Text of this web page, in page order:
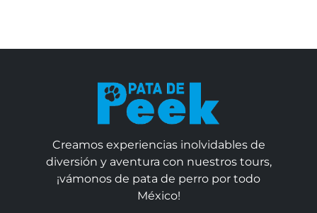
Creamos experiencias inolvidables de
diversión y aventura con nuestros tours,
¡vámonos de pata de perro por todo
México!